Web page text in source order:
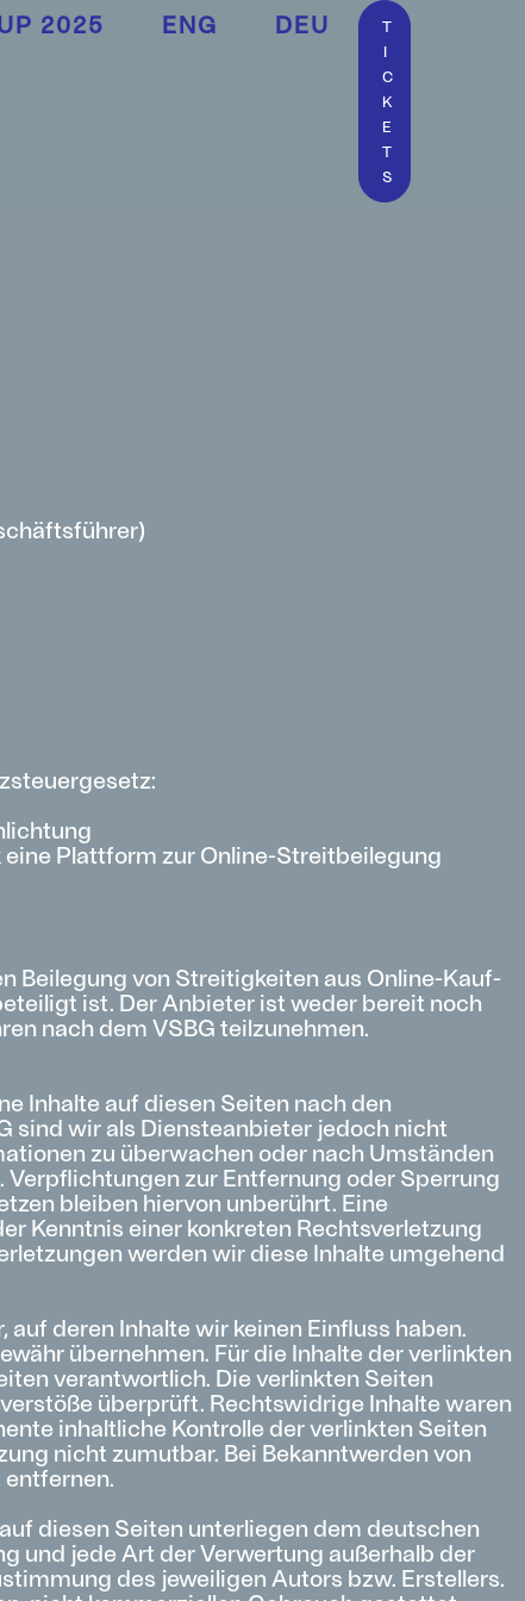
T
I
C
K
E
T
S
2025 ENG DEU
Plattform zur Online-Streitbeilegung
Beilegung von Streitigkeiten aus Online-Kauf-
ist. Der Anbieter ist weder bereit noch
nach dem VSBG teilzunehmen.
Inhalte auf diesen Seiten nach den
sind wir als Diensteanbieter jedoch nicht
zu überwachen oder nach Umständen
zur Entfernung oder Sperrung
bleiben hiervon unberührt. Eine
Kenntnis einer konkreten Rechtsverletzung
werden wir diese Inhalte umgehend
deren Inhalte wir keinen Einfluss haben.
übernehmen. Für die Inhalte der verlinkten
verantwortlich. Die verlinkten Seiten
überprüft. Rechtswidrige Inhalte waren
inhaltliche Kontrolle der verlinkten Seiten
nicht zumutbar. Bei Bekanntwerden von
diesen Seiten unterliegen dem deutschen
und jede Art der Verwertung außerhalb der
des jeweiligen Autors bzw. Erstellers.